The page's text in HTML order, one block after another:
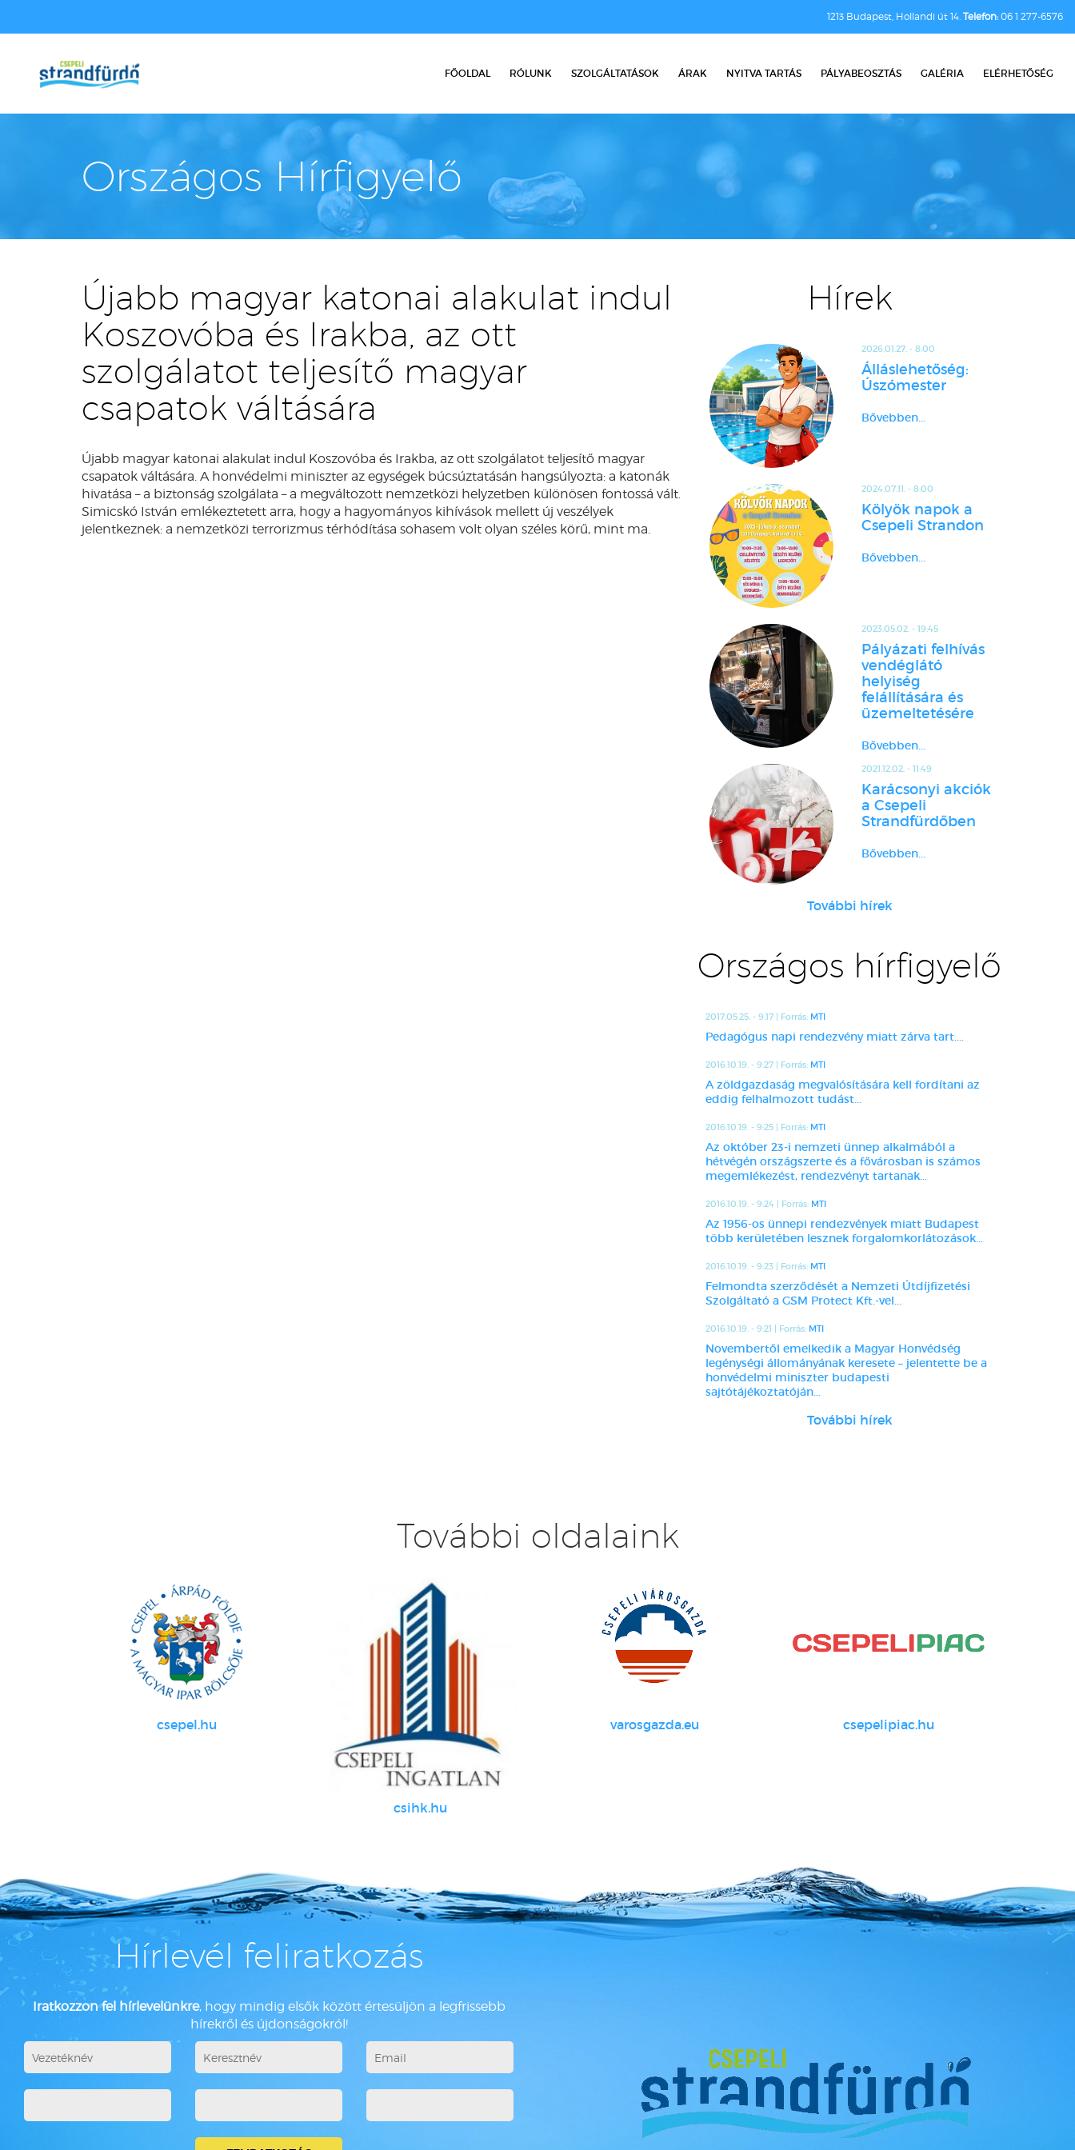
1213 Budapest, Hollandi út 14. Telefon:06 1 277-6576
FŐOLDAL RÓLUNK SZOLGÁLTATÁSOK ÁRAK NYITVA TARTÁS PÁLYABEOSZTÁS GALÉRIA ELÉRHETŐSÉG
Országos Hírfigyelő
Újabb magyar katonai alakulat indul
Koszovóba és Irakba, az ott
szolgálatot teljesítő magyar
csapatok váltására
Újabb magyar katonai alakulat indul Koszovóba és Irakba, az ott szolgálatot teljesítő magyar
csapatok váltására. A honvédelmi miniszter az egységek búcsúztatásán hangsúlyozta: a katonák
hivatása – a biztonság szolgálata – a megváltozott nemzetközi helyzetben különösen fontossá vált.
Simicskó István emlékeztetett arra, hogy a hagyományos kihívások mellett új veszélyek
jelentkeznek: a nemzetközi terrorizmus térhódítása sohasem volt olyan széles körű, mint ma.
Hírek
2026.01.27. - 8:00
Álláslehetőség:
Úszómester
Bővebben...
2024.07.11. - 8:00
Kölyök napok a
Csepeli Strandon
Bővebben...
2023.05.02. - 19:45
Pályázati felhívás
vendéglátó
helyiség
felállítására és
üzemeltetésére
Bővebben...
2021.12.02. - 11:49
Karácsonyi akciók
a Csepeli
Strandfürdőben
Bővebben...
További hírek
Országos hírfigyelő
2017.05.25. - 9:17 | Forrás: MTI
Pedagógus napi rendezvény miatt zárva tart....
2016.10.19. - 9:27 | Forrás: MTI
A zöldgazdaság megvalósítására kell fordítani az
eddig felhalmozott tudást...
2016.10.19. - 9:25 | Forrás: MTI
Az október 23-i nemzeti ünnep alkalmából a
hétvégén országszerte és a fővárosban is számos
megemlékezést, rendezvényt tartanak...
2016.10.19. - 9:24 | Forrás: MTI
Az 1956-os ünnepi rendezvények miatt Budapest
több kerületében lesznek forgalomkorlátozások...
2016.10.19. - 9:23 | Forrás: MTI
Felmondta szerződését a Nemzeti Útdíjfizetési
Szolgáltató a GSM Protect Kft.-vel...
2016.10.19. - 9:21 | Forrás: MTI
Novembertől emelkedik a Magyar Honvédség
legénységi állományának keresete – jelentette be a
honvédelmi miniszter budapesti
sajtótájékoztatóján...
További hírek
További oldalaink
csepel.hu
csihk.hu
varosgazda.eu csepelipiac.hu
Hírlevél feliratkozás
Iratkozzon fel hírlevelünkre, hogy mindig elsők között értesüljön a legfrissebb
hírekről és újdonságokról!